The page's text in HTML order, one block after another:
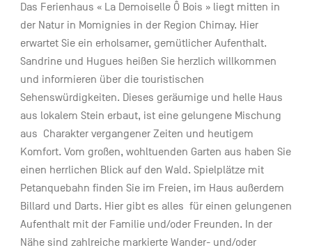
Das Ferienhaus « La Demoiselle Ô Bois » liegt mitten in
der Natur in Momignies in der Region Chimay. Hier
erwartet Sie ein erholsamer, gemütlicher Aufenthalt.
Sandrine und Hugues heißen Sie herzlich willkommen
und informieren über die touristischen
Sehenswürdigkeiten. Dieses geräumige und helle Haus
aus lokalem Stein erbaut, ist eine gelungene Mischung
aus Charakter vergangener Zeiten und heutigem
Komfort. Vom großen, wohltuenden Garten aus haben Sie
einen herrlichen Blick auf den Wald. Spielplätze mit
Petanquebahn finden Sie im Freien, im Haus außerdem
Billard und Darts. Hier gibt es alles für einen gelungenen
Aufenthalt mit der Familie und/oder Freunden. In der
Nähe sind zahlreiche markierte Wander- und/oder